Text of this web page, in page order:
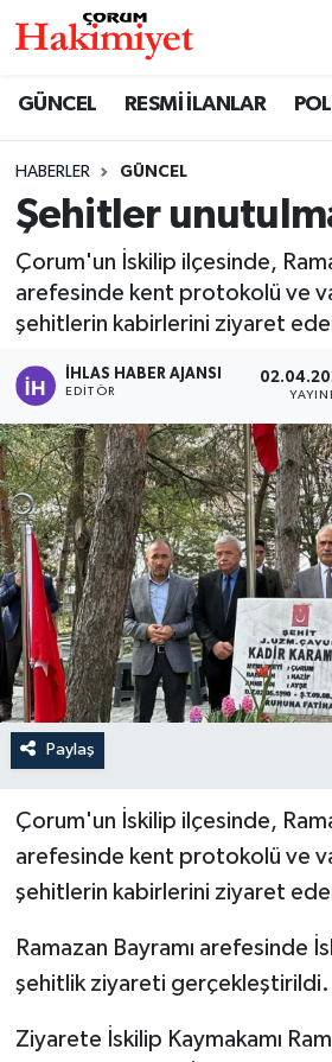
GÜNCEL RESMİ İLANLAR
HABERLER GÜNCEL
Şehitler
Çorum'un İskilip ilçesinde,
arefesinde kent protokolü ve
şehitlerin kabirlerini ziyaret
İHLAS HABER AJANSI
EDITÖR
Paylaş
Çorum'un İskilip ilçesinde,
arefesinde kent protokolü ve
şehitlerin kabirlerini ziyaret
Ramazan Bayramı arefesinde
şehitlik ziyareti gerçekleştirildi.
Ziyarete İskilip Kaymakamı
SAĞLIK
ASAYİŞ
EKONOMİ
GÜNCEL
AKTÜEL
EĞİTİM
İLÇELER
OTOPARK
TEKNOLOJİ
Nöbetçi Eczaneler
Çorum Namaz Vakitleri
Trafik Durumu
Süper Lig Puan Durumu ve
Tüm Manşetler
Son Dakika Haberleri
Haber Arşivi